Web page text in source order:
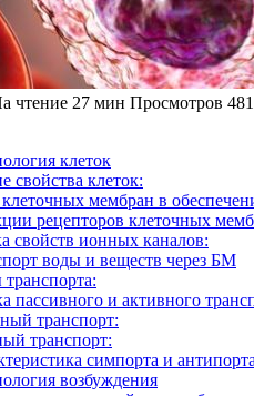
чтение 27 мин Просмотров 481
клеток
свойства клеток:
клеточных мембран в
рецепторов клеточных
свойств ионных каналов:
воды и веществ через БМ
пассивного и активного
транспорт:
транспорт:
симпорта и
возбуждения